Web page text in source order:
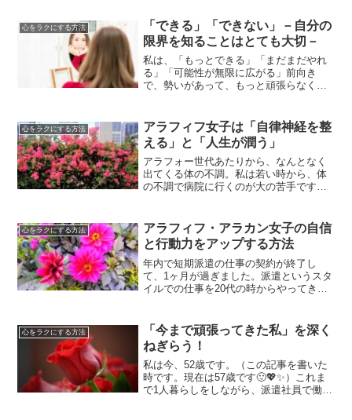
がありました。「また来たか！」と思っ
たらやはりその通り...
心をラクにする方法
「できる」「できない」－自分の
限界を知ることはとても大切－
私は、「もっとできる」「まだまだやれ
る」「可能性が無限に広がる」前向き
で、勢いがあって、もっと頑張らなくち
た。そのように動いて、キラキラしてい
る自分自身のことを私はとても...
心をラクにする方法
アラフィフ女子は「自律神経を整
える」と「人生が潤う」
アラフォー世代あたりから、なんとなく
出てくる体の不調。私は若い時から、体
の不調で病院に行くのが大の苦手です💦
ながらどんどん試してきました🙂💖✨試
していいと感じたことは日...
心をラクにする方法
アラフィフ・アラカン女子の自信
と行動力をアップする方法
年内で短期派遣の仕事の契約が終了し
て、1ヶ月が過ぎました。派遣というスタ
イルでの仕事を20代の時からやってきた
最近はずいぶん派遣の仕事事情も変わっ
てきたと感じます。当...
心をラクにする方法
「今まで頑張ってきた私」を深く
ねぎらう！
私は今、52歳です。（この記事を書いた
時です。現在は57歳です🙂💖✨）これま
で1人暮らしをしながら、派遣社員で働い